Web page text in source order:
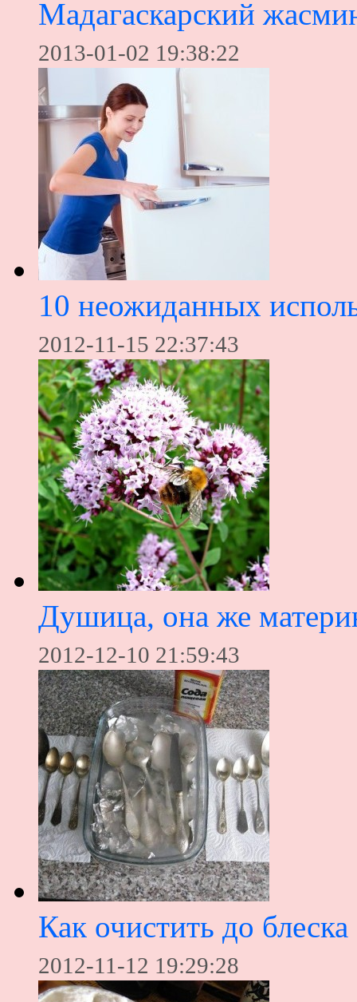
Мадагаскарский
2013-01-02 19:38:22
10 неожиданных
2012-11-15 22:37:43
Душица, она же
2012-12-10 21:59:43
Как очистить до
2012-11-12 19:29:28